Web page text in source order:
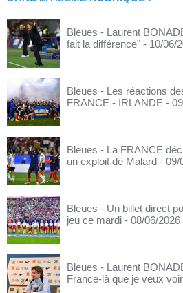
Bleues - Laurent
fait la différence" - 10/06/
Bleues - Les réactions
FRANCE - IRLANDE -
Bleues - La FRANCE
un exploit de Malard - 09/
Bleues - Un billet direct
jeu ce mardi - 08/06/2026
Bleues - Laurent
France-là que je veux